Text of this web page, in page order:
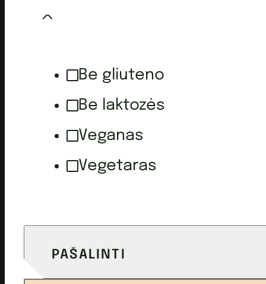
Be gliuteno
Be laktozės
Veganas
Vegetaras
PAŠALINTI